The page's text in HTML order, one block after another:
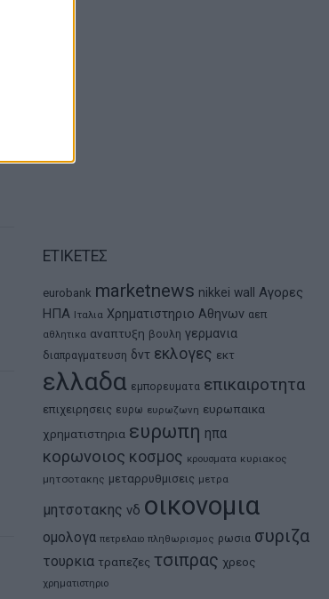
ΕΤΙΚΕΤΕΣ
eurobank marketnews nikkei wall
Αγορες
ΗΠΑ Ιταλια Χρηματιστηριο Αθηνων αεπ
αθλητικα αναπτυξη βουλη γερμανια
διαπραγματευση δντ εκλογες εκτ
ελλαδα εμπορευματα επικαιροτητα
επιχειρησεις ευρω ευρωζωνη ευρωπαικα
χρηματιστηρια ευρωπη ηπα
κορωνοιος κοσμος κρουσματα κυριακος
μητσοτακης μεταρρυθμισεις μετρα
μητσοτακης νδ οικονομια
ομολογα πετρελαιο πληθωρισμος ρωσια συριζα
τουρκια τραπεζες τσιπρας χρεος
χρηματιστηριο